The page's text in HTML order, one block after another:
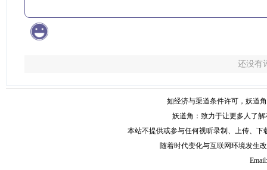
还没有
如经济与渠道条件许可，妖道
妖道角：致力于让更多人了
本站不提供或参与任何视听录制、上传、
随着时代变化与互联网环境发生